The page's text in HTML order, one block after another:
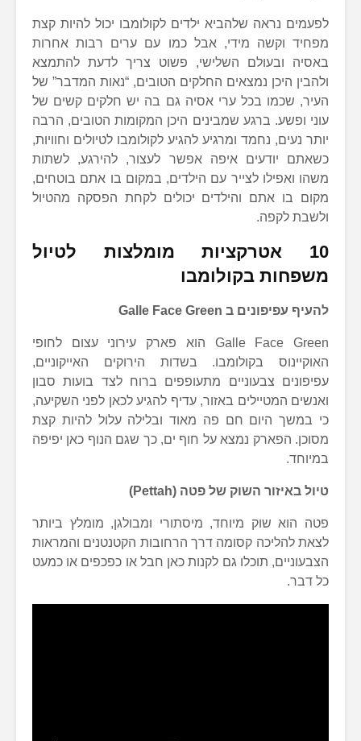
לפעמים נראה שלהביא ילדים לקולומבו יכול להיות קצת
מפחיד וקשה מידי, אבל כמו עם ערים רבות אחרות
באסיה ובעולם השלישי, פשוט צריך לדעת להתמצא
ולהבין היכן נמצאים החלקים הטובים, “נאות המדבר” של
העיר, שכמו בכל ערי אסיה גם בה יש חלקים קשים של
עוני ופשע. ברגע שמבינים היכן המקומות הטובים, הרבה
יותר נעים, נחמד ומרגיע להגיע לקולומבו לטיולים וחוויות,
כשאתם יודעים איפה אפשר לעצור, להירגע, לשתות
משהו ואפילו לצייר עם הילדים, במקום בו אתם בוטחים,
מקום בו אתם והילדים יכולים לקחת הפסקה מהטיול
ולשבת לקפה.
10 אטרקציות מומלצות לטיול
משפחות בקולומבו
להעיף עפיפונים ב Galle Face Green
Galle Face Green הוא פארק עירוני עצום לחופי
האוקיינוס בקולומבו. בשדות הירוקים האייקוניים,
עפיפונים צבעוניים מתעופפים ברוח לצד בועות סבון
ואנשים המטיילים באזור, עדיף להגיע לכאן לפני השקיעה,
כי במשך היום חם פה מאוד ובלילה עלול להיות קצת
מסוכן. הפארק נמצא על חוף ים, כך שגם הנוף כאן יפיפה
במיוחד.
טיול באיזור השוק של פטה (Pettah)
פטה הוא שוק מיוחד, מיסתורי ומבולגן, מומלץ ביותר
לצאת להליכה קסומה דרך הרחובות הקטנטנים והמראות
הצבעוניים, תוכלו גם לקנות כאן חבל או כפכפים או כמעט
כל דבר.